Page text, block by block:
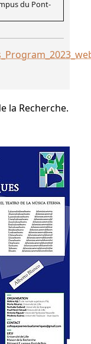
du Pont-
la Recherche.